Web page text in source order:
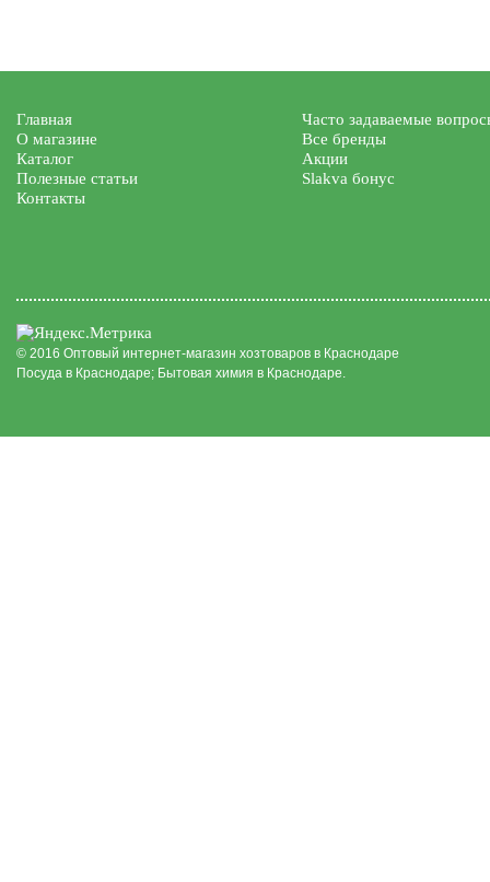
Главная
О магазине
Каталог
Полезные статьи
Контакты
Часто задаваемые
Все бренды
Акции
Slakva бонус
© 2016 Оптовый интернет-магазин хозтоваров в Краснодаре
Посуда в Краснодаре; Бытовая химия в Краснодаре.